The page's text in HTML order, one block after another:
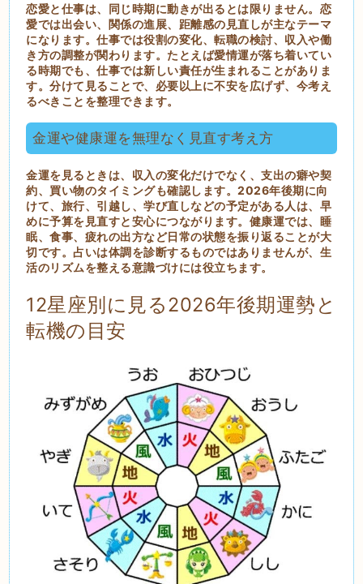
恋愛と仕事は、同じ時期に動きが出るとは限りません。恋
愛では出会い、関係の進展、距離感の見直しが主なテーマ
になります。仕事では役割の変化、転職の検討、収入や働
き方の調整が関わります。たとえば愛情運が落ち着いてい
る時期でも、仕事では新しい責任が生まれることがありま
す。分けて見ることで、必要以上に不安を広げず、今考え
るべきことを整理できます。
金運や健康運を無理なく見直す考え方
金運を見るときは、収入の変化だけでなく、支出の癖や契
約、買い物のタイミングも確認します。2026年後期に向
けて、旅行、引越し、学び直しなどの予定がある人は、早
めに予算を見直すと安心につながります。健康運では、睡
眠、食事、疲れの出方など日常の状態を振り返ることが大
切です。占いは体調を診断するものではありませんが、生
活のリズムを整える意識づけには役立ちます。
12星座別に見る2026年後期運勢と
転機の目安